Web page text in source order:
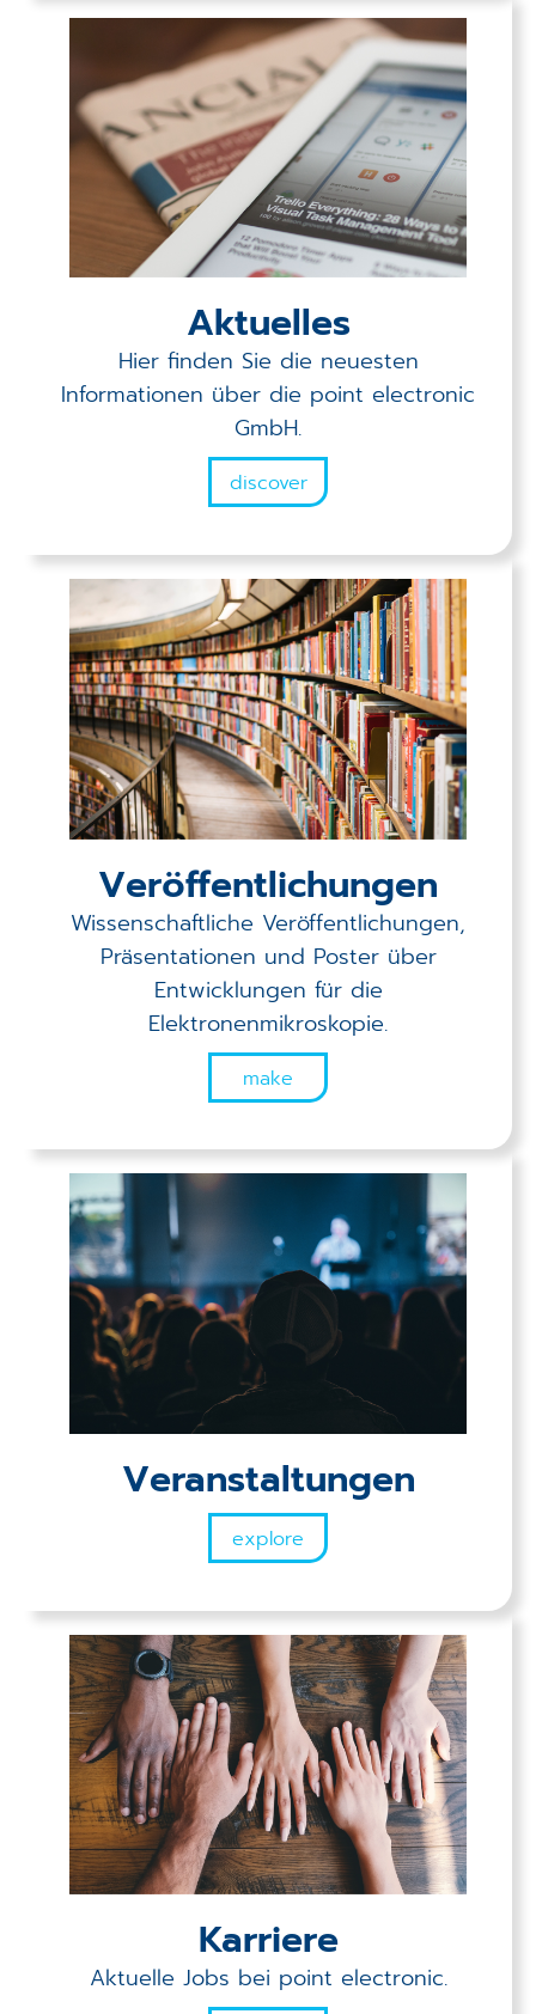
Aktuelles
Hier finden Sie die neuesten
Informationen über die point electronic
GmbH.
discover
Veröffent­lichungen
Wissenschaftliche Veröffentlichungen,
Präsentationen und Poster über
Entwicklungen für die
Elektronenmikroskopie.
make
Veranstaltungen
explore
Karriere
Aktuelle Jobs bei point electronic.